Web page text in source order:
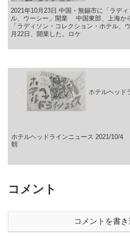
2021年10月23日 中国・無錫市に「ラデ
ル、ウーシー」開業 中国東部、上海か
「ラディソン・コレクション・ホテル、
月22日、開業した。ロケ
ホテルヘッド
ホテルヘッドラインニュース 2021/10/4
朝
コメント
コメントを書き